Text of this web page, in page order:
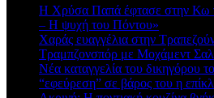
Η Χρύσα Παπά έφτασε στην Κω
– Η ψυχή του Πόντου»
Χαράς ευαγγέλια στην
Τραμπζονσπόρ με Μοχάμεντ
Νέα καταγγελία του δικηγόρου
“εφεύρεση” σε βάρος του η